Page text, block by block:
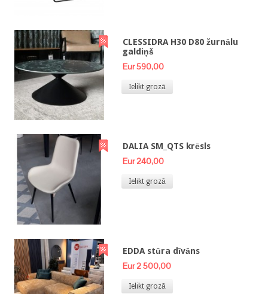
CLESSIDRA H30 D80 žurnālu
galdiņš
Eur 590,00
Ielikt grozā
DALIA SM_QTS krēsls
Eur 240,00
Ielikt grozā
EDDA stūra dīvāns
Eur 2 500,00
Ielikt grozā